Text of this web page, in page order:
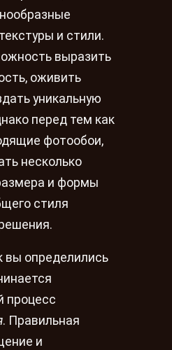
и стили.
выразить
оживить
уникальную
перед тем как
фотообои,
несколько
и формы
стиля
вы определились
процесс
. Правильная
и